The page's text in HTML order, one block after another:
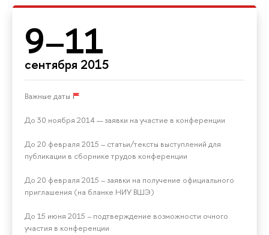
9–11
сентября 2015
Важные даты
До 30 ноября 2014 — заявки на участие в конференции
До 20 февраля 2015 – статьи/тексты выступлений для
публикации в сборнике трудов конференции
До 20 февраля 2015 – заявки на получение официального
приглашения (на бланке НИУ ВШЭ)
До 15 июня 2015 – подтверждение возможности очного
участия в конференции